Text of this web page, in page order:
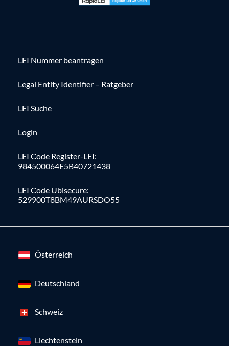
LEI Nummer beantragen
Legal Entity Identifier – Ratgeber
LEI Suche
Login
LEI Code Register-LEI:
984500064E5B40721438
LEI Code Ubisecure:
529900T8BM49AURSDO55
Österreich
Deutschland
Schweiz
Liechtenstein